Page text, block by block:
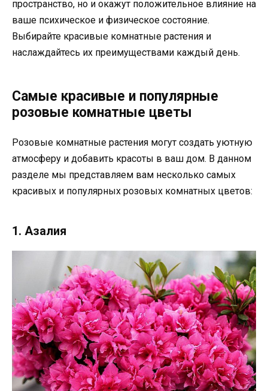
пространство, но и окажут положительное влияние на
ваше психическое и физическое состояние.
Выбирайте красивые комнатные растения и
наслаждайтесь их преимуществами каждый день.
Самые красивые и популярные
розовые комнатные цветы
Розовые комнатные растения могут создать уютную
атмосферу и добавить красоты в ваш дом. В данном
разделе мы представляем вам несколько самых
красивых и популярных розовых комнатных цветов:
1. Азалия